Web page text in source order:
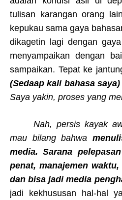
tulisan karangan orang
kepukau sama gaya
dikagetin lagi dengan
menyampaikan dengan
sampaikan. Tepat ke
(Sedaap kali bahasa
Saya yakin, proses yang
Nah, persis kayak
mau bilang bahwa
media. Sarana
penat, manajemen
dan bisa jadi media
jadi kekhususan hal-hal